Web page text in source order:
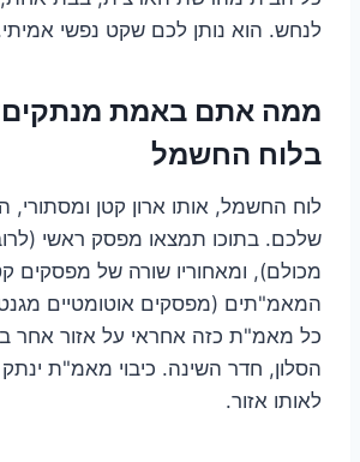
לנחש. הוא נותן לכם שקט נפשי
ממה אתם באמת
בלוח החשמל
לוח החשמל, אותו ארון קטן ומסתורי,
שלכם. בתוכו תמצאו מפסק ראשי
מכולם), ומאחוריו שורה של מפסקים
המאמ"תים (מפסקים אוטומטיים
כל מאמ"ת כזה אחראי על אזור אחר
הסלון, חדר השינה. כיבוי מאמ"ת
לאותו אזור.